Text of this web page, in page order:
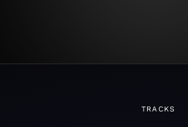
TRACKS